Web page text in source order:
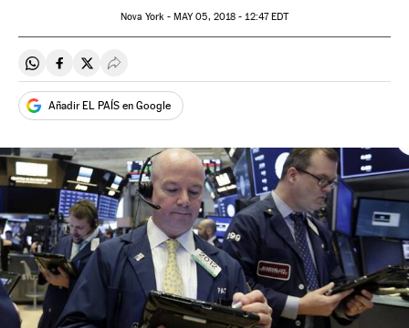
Nova York - MAY05, 2018 - 12:47EDT
Compartir en Whatsapp
Compartir en Facebook
Compartir en Twitter
Desplegar Redes Sociales
Añadir EL PAÍS en Google